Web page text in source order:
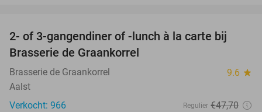
44%
2- of 3-gangendiner of -lunch à la carte bij
Brasserie de Graankorrel
Brasserie de Graankorrel 9.6 star
Aalst
Verkocht: 966
Regulier €47,70